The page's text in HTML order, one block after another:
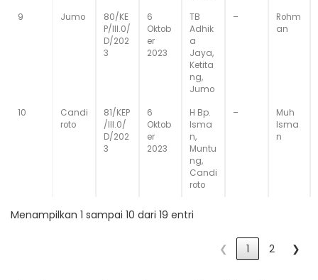
9 Jumo
80/KE
P/III.0/
D/202
3
6
Oktob
er
2023
TB
Adhik
a
Jaya,
Ketita
ng,
Jumo
–
Rohm
an
10
Candi
roto
81/KEP
/III.0/
D/202
3
6
Oktob
er
2023
H Bp.
Isma
n,
Muntu
ng,
Candi
roto
–
Muh
Isma
n
Menampilkan 1 sampai 10 dari 19 entri
❮ 1 2 ❯